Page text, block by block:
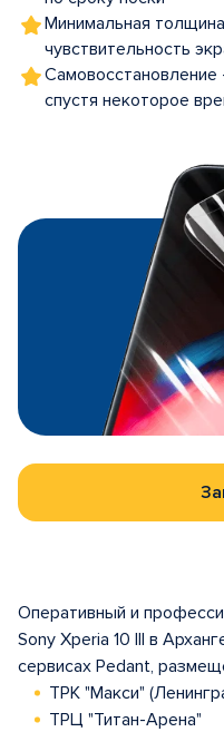
Минимальная
чувствительность
спустя некоторое
Оперативный и
Sony Xperia 10 III в
сервисах Pedant,
ТРК "Макси"
ТРЦ "Титан-Арена"